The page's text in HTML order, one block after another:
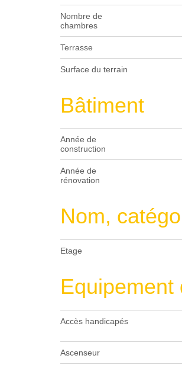
Nombre de
chambres
Terrasse
Surface du terrain
Bâtiment
Année de
construction
Année de
rénovation
Nom,
Etage
Equipement
Accès handicapés
Ascenseur